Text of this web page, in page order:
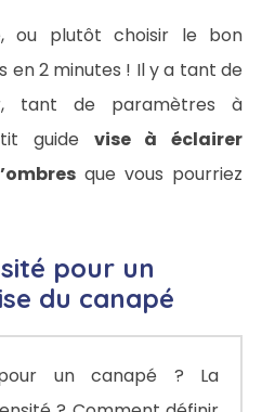
ou plutôt choisir le bon
en 2 minutes ! Il y a tant de
tant de paramètres à
guide vise à éclairer
que vous pourriez
pour un
du canapé
un canapé ? La